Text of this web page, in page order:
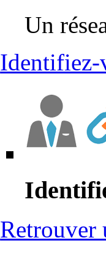
Un
Identifiez-
Retrouver